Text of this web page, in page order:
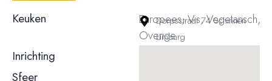
Keuken
Europees, Vis, Vegetarisch,
Overige
Inrichting
Sfeer
Dorpsstraat 74 Schinnen
Limburg